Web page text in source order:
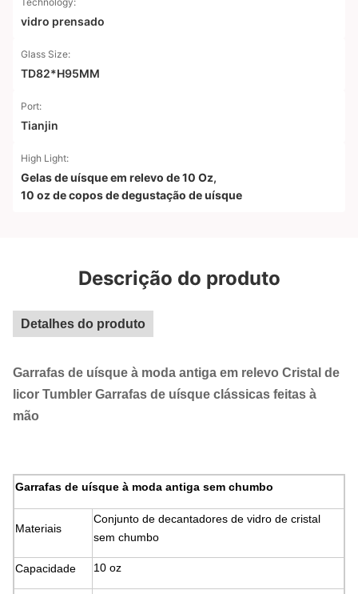
vidro prensado
Glass Size:
TD82*H95MM
Port:
Tianjin
High Light:
Gelas de uísque em relevo de 10 Oz,
10 oz de copos de degustação de uísque
Descrição do produto
Detalhes do produto
Garrafas de uísque à moda antiga em relevo Cristal de
licor Tumbler Garrafas de uísque clássicas feitas à
mão
Garrafas de uísque à moda antiga sem chumbo
Materiais
Conjunto de decantadores de vidro de cristal
sem chumbo
Capacidade 10 oz